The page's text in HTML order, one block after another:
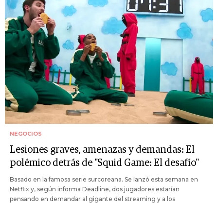
NEGOCIOS
Lesiones graves, amenazas y demandas: El
polémico detrás de "Squid Game: El desafío"
Basado en la famosa serie surcoreana. Se lanzó esta semana en
Netflix y, según informa Deadline, dos jugadores estarían
pensando en demandar al gigante del streaming y a los